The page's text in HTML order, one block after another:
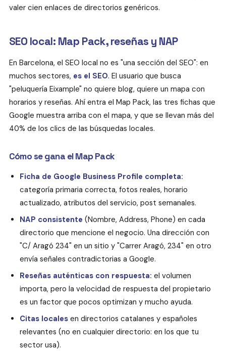
valer cien enlaces de directorios genéricos.
SEO local: Map Pack, reseñas y NAP
En Barcelona, el SEO local no es "una sección del SEO": en
muchos sectores, es el SEO. El usuario que busca
"peluquería Eixample" no quiere blog, quiere un mapa con
horarios y reseñas. Ahí entra el Map Pack, las tres fichas que
Google muestra arriba con el mapa, y que se llevan más del
40% de los clics de las búsquedas locales.
Cómo se gana el Map Pack
Ficha de Google Business Profile completa:
categoría primaria correcta, fotos reales, horario
actualizado, atributos del servicio, post semanales.
NAP consistente (Nombre, Address, Phone) en cada
directorio que mencione el negocio. Una dirección con
"C/ Aragó 234" en un sitio y "Carrer Aragó, 234" en otro
envía señales contradictorias a Google.
Reseñas auténticas con respuesta: el volumen
importa, pero la velocidad de respuesta del propietario
es un factor que pocos optimizan y mucho ayuda.
Citas localesen directorios catalanes y españoles
relevantes (no en cualquier directorio: en los que tu
sector usa).